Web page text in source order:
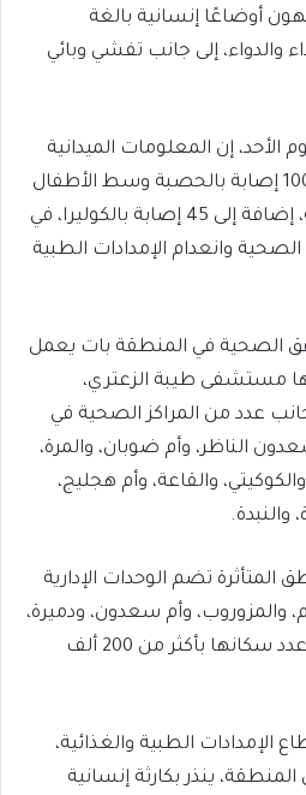
يواجهون أوضاعًا إنسانية بالغة
والدواء، إلى جانب تفشي وبائي
الأحد، إن المعلومات الميدانية
تشير إلى تسجيل أكثر من 100 إصابة بالحصبة وسط الأطفال
في عدد من المراكز الصحية، إضافة إلى 45 إصابة بالكوليرا، في
وانعدام الإمدادات الطبية
الصحية في المنطقة بات يعمل
مستشفى طيبة الزعتري،
عدد من المراكز الصحية في
الناظر، وأم ضوبان، والمرة،
والقاعة، وأم هجليج،
والنبدة.
تضم الوحدات الإدارية
والمزوروب، وأم سعدون، ودميرة،
والحاج اللين، ويقدر إجمالي عدد سكانها بأكثر من 200 ألف
الإمدادات الطبية والغذائية،
ينذر بكارثة إنسانية